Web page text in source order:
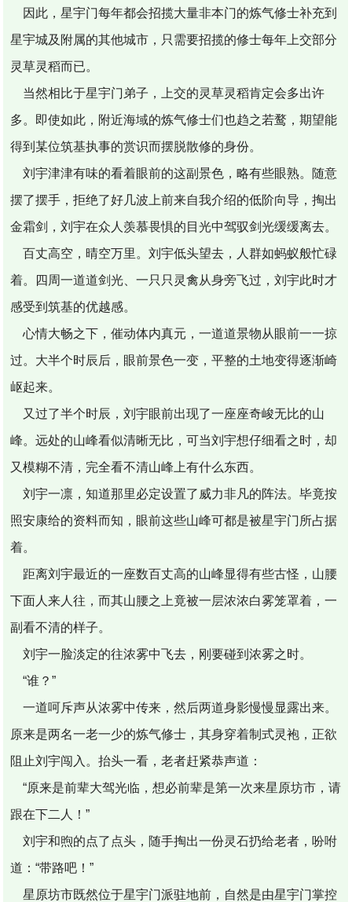
因此，星宇门每年都会招揽大量非本门的炼气修士补充到
星宇城及附属的其他城市，只需要招揽的修士每年上交部分
灵草灵稻而已。
当然相比于星宇门弟子，上交的灵草灵稻肯定会多出许
多。即使如此，附近海域的炼气修士们也趋之若鹜，期望能
得到某位筑基执事的赏识而摆脱散修的身份。
刘宇津津有味的看着眼前的这副景色，略有些眼熟。随意
摆了摆手，拒绝了好几波上前来自我介绍的低阶向导，掏出
金霜剑，刘宇在众人羡慕畏惧的目光中驾驭剑光缓缓离去。
百丈高空，晴空万里。刘宇低头望去，人群如蚂蚁般忙碌
着。四周一道道剑光、一只只灵禽从身旁飞过，刘宇此时才
感受到筑基的优越感。
心情大畅之下，催动体内真元，一道道景物从眼前一一掠
过。大半个时辰后，眼前景色一变，平整的土地变得逐渐崎
岖起来。
又过了半个时辰，刘宇眼前出现了一座座奇峻无比的山
峰。远处的山峰看似清晰无比，可当刘宇想仔细看之时，却
又模糊不清，完全看不清山峰上有什么东西。
刘宇一凛，知道那里必定设置了威力非凡的阵法。毕竟按
照安康给的资料而知，眼前这些山峰可都是被星宇门所占据
着。
距离刘宇最近的一座数百丈高的山峰显得有些古怪，山腰
下面人来人往，而其山腰之上竟被一层浓浓白雾笼罩着，一
副看不清的样子。
刘宇一脸淡定的往浓雾中飞去，刚要碰到浓雾之时。
“谁？”
一道呵斥声从浓雾中传来，然后两道身影慢慢显露出来。
原来是两名一老一少的炼气修士，其身穿着制式灵袍，正欲
阻止刘宇闯入。抬头一看，老者赶紧恭声道：
“原来是前辈大驾光临，想必前辈是第一次来星原坊市，请
跟在下二人！”
刘宇和煦的点了点头，随手掏出一份灵石扔给老者，吩咐
道：“带路吧！”
星原坊市既然位于星宇门派驻地前，自然是由星宇门掌控